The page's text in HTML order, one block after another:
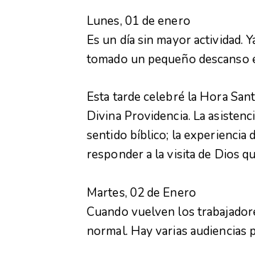
Lunes, 01 de enero
Es un día sin mayor actividad.
tomado un pequeño
Esta tarde celebré la Hora
Divina Providencia. La
sentido bíblico; la experiencia
responder a la visita de Dios
Martes, 02 de Enero
Cuando vuelven los
normal. Hay varias audiencias